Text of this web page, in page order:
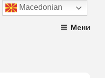
Мени
Macedonian